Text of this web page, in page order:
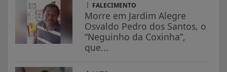
FALECIMENTO
Morre em Jardim Alegre
Osvaldo Pedro dos Santos, o
“Neguinho da Coxinha”,
que...